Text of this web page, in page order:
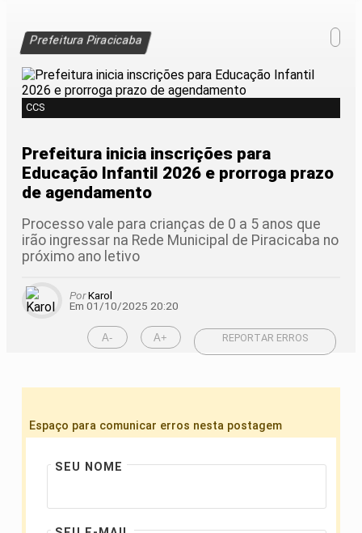
Prefeitura Piracicaba
CCS
Prefeitura inicia inscrições para
Educação Infantil 2026 e prorroga prazo
de agendamento
Processo vale para crianças de 0 a 5 anos que
irão ingressar na Rede Municipal de Piracicaba no
próximo ano letivo
PorKarol
Em 01/10/2025 20:20
A- A+ REPORTAR ERROS
Espaço para comunicar erros nesta postagem
SEU NOME